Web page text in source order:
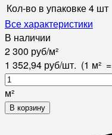
Кол-во в упаковке4 шт
Все характеристики
В наличии
2 300 руб/м²
1 352,94 руб/шт. (1 м² =
м²
В корзину